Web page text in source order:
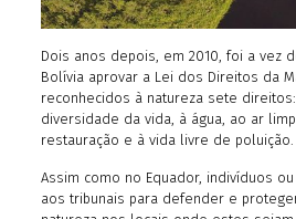
Dois anos depois, em 2010, foi a vez
Bolívia aprovar a Lei dos Direitos da
reconhecidos à natureza sete
diversidade da vida, à água, ao ar
restauração e à vida livre de poluição.
Assim como no Equador, indivíduos
aos tribunais para defender e